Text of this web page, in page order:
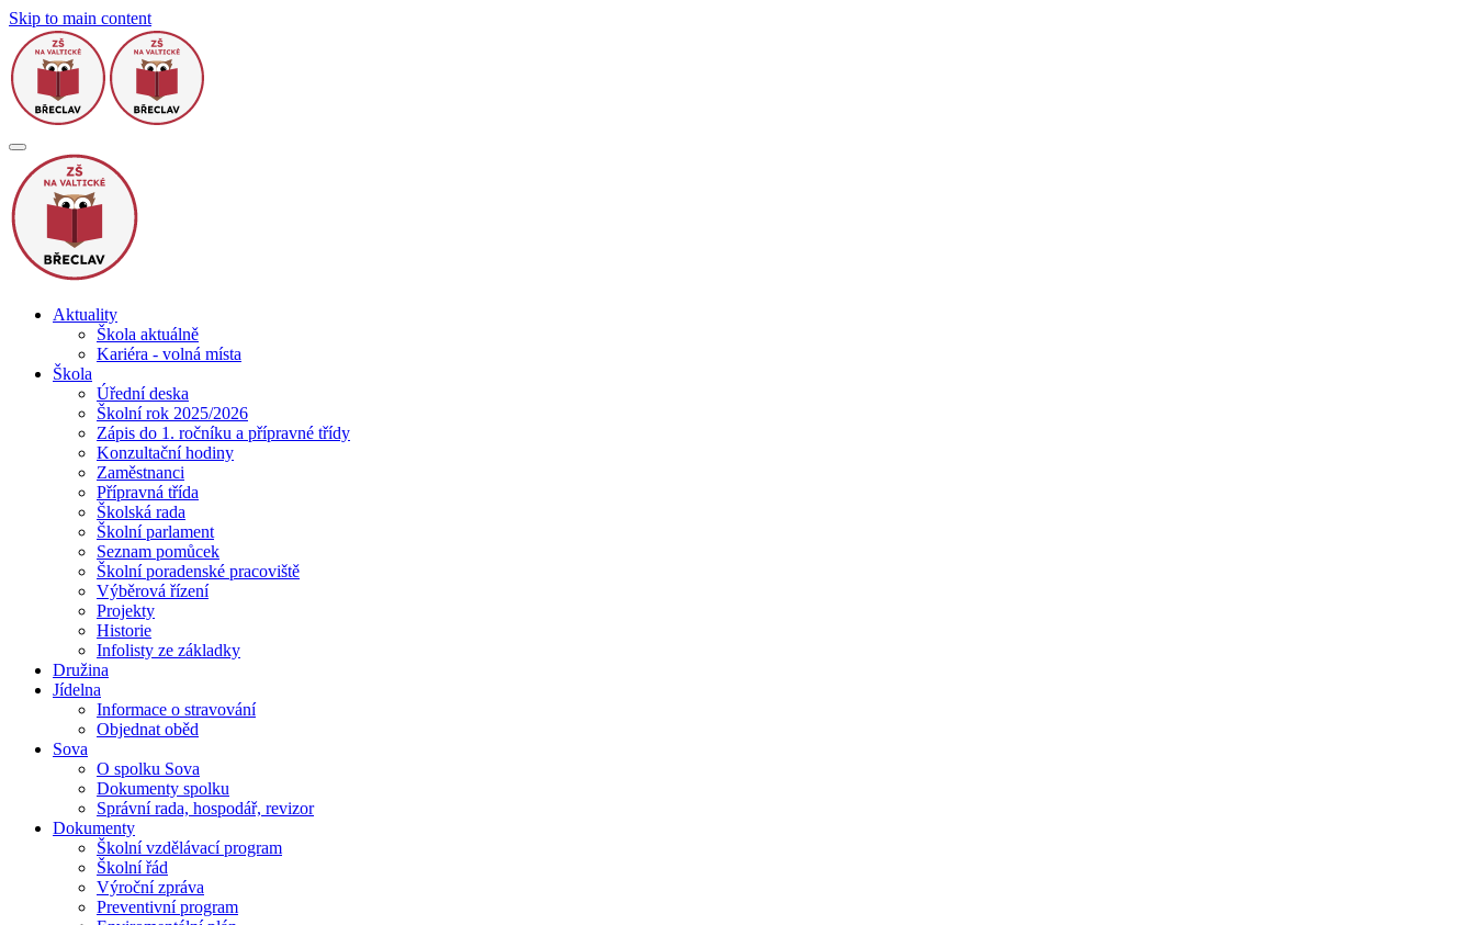
Skip to main content
Aktuality
Škola aktuálně
Kariéra - volná místa
Škola
Úřední deska
Školní rok 2025/2026
Zápis do 1. ročníku a přípravné třídy
Konzultační hodiny
Zaměstnanci
Přípravná třída
Školská rada
Školní parlament
Seznam pomůcek
Školní poradenské pracoviště
Výběrová řízení
Projekty
Historie
Infolisty ze základky
Družina
Jídelna
Informace o stravování
Objednat oběd
Sova
O spolku Sova
Dokumenty spolku
Správní rada, hospodář, revizor
Dokumenty
Školní vzdělávací program
Školní řád
Výroční zpráva
Preventivní program